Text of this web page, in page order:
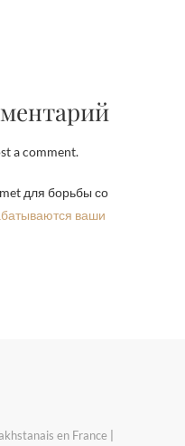
a comment.
для борьбы со
ваши
en France